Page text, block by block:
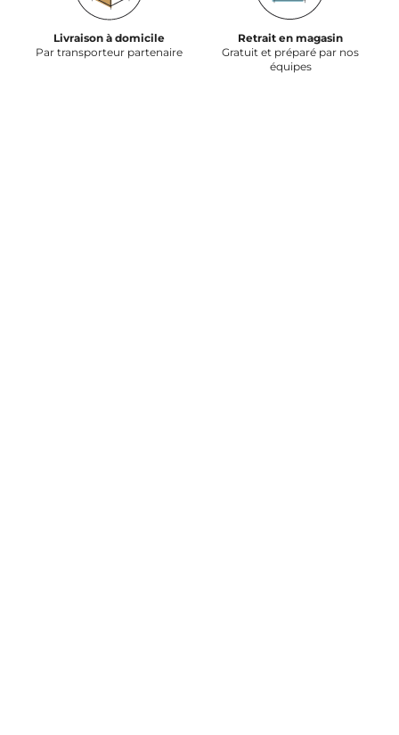
Livraison à domicile
Par transporteur partenaire
Retrait en magasin
Gratuit et préparé par nos
équipes